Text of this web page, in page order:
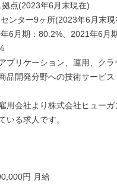
点(2023年6月末現在)
ンター9ヶ所(2023年6月末現
6月期：80.2%、2021年6月
プリケーション、運用、クラ
品開発分野への技術サービス
用会社より株式会社ヒュー
いる求人です。
円 月給